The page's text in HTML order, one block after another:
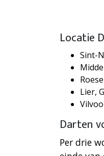
Locatie
Sint-
Lier,
Darten
Per drie